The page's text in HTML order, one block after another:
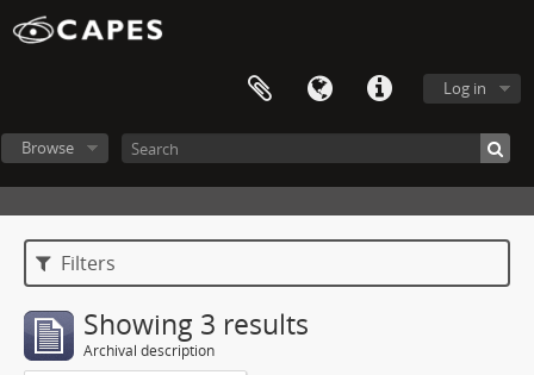
Log in
Browse
Filters
Showing 3 results
Archival description